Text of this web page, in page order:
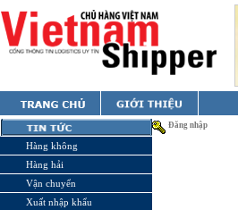
Hàng không
Hàng hải
Vận chuyển
Xuất nhập khẩu
Đăng nhập